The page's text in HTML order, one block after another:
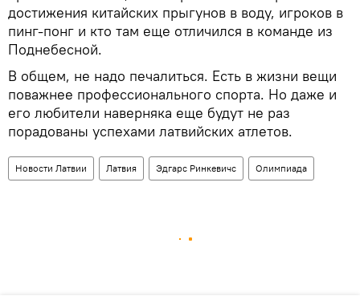
достижения китайских прыгунов в воду, игроков в
пинг-понг и кто там еще отличился в команде из
Поднебесной.
В общем, не надо печалиться. Есть в жизни вещи
поважнее профессионального спорта. Но даже и
его любители наверняка еще будут не раз
порадованы успехами латвийских атлетов.
Новости Латвии Латвия Эдгарс Ринкевичс Олимпиада